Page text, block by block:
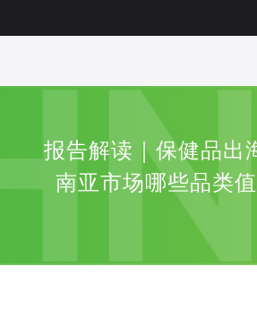
报告解读｜保健品出
南亚市场哪些品类